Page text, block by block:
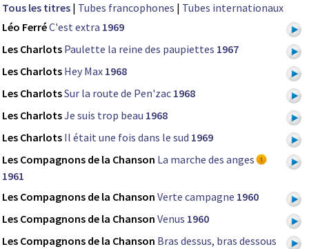
Tous les titres | Tubes francophones | Tubes internationaux
Léo FerréC'est extra 1969
Les Charlots Paulette la reine des paupiettes 1967
Les Charlots Hey Max 1968
Les CharlotsSur la route de Pen'zac 1968
Les CharlotsJe suis trop beau 1968
Les Charlots Il était une fois dans le sud 1969
Les Compagnons de la Chanson La marche des anges
1961
Les Compagnons de la Chanson Verte campagne 1960
Les Compagnons de la Chanson Venus 1960
Les Compagnons de la Chanson Bras dessus, bras dessous